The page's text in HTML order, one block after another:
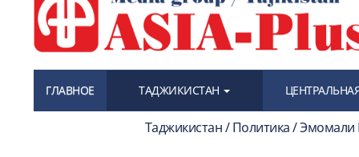
ГЛАВНОЕ ТАДЖИКИСТАН
Таджикистан / Политика / Эмомали